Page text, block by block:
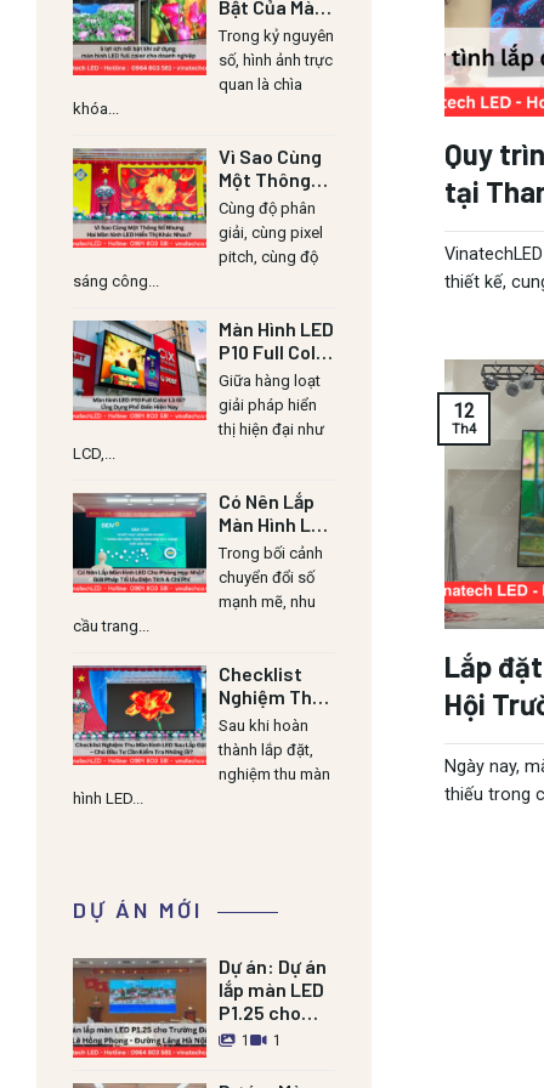
Bật Của Màn
Hình LED Lull
Color Cho
Doanh
Nghiệp
Trong kỷ nguyên
số, hình ảnh trực
quan là chìa
khóa...
Vì Sao Cùng
Một Thông
Số Nhưng Hai
Màn Hình LED
Hiển Thị
Khác Nhau?
Cùng độ phân
giải, cùng pixel
pitch, cùng độ
sáng công...
Màn Hình LED
P10 Full Color
Là Gì? Ứng
Dụng Phổ
Biến Hiện
Nay
Giữa hàng loạt
giải pháp hiển
thị hiện đại như
LCD,...
Có Nên Lắp
Màn Hình LED
Cho Phòng
Họp Nhỏ? Giải
Pháp Tối Ưu
Diện Tích &
Trong bối cảnh
chuyển đổi số
mạnh mẽ, nhu
cầu trang...
Checklist
Nghiệm Thu
Màn Hình LED
Sau Lắp Đặt
– Chủ Đầu Tư
Cần Kiểm Tra
Sau khi hoàn
thành lắp đặt,
nghiệm thu màn
hình LED...
DỰ ÁN MỚI
Dự án: Dự án
lắp màn LED
P1.25 cho
Trường Đảng
Phong –
1 1
Quy
tại
thiết kế,
Lắp
Hội
Ngày nay,
thiếu trong
12
Th4